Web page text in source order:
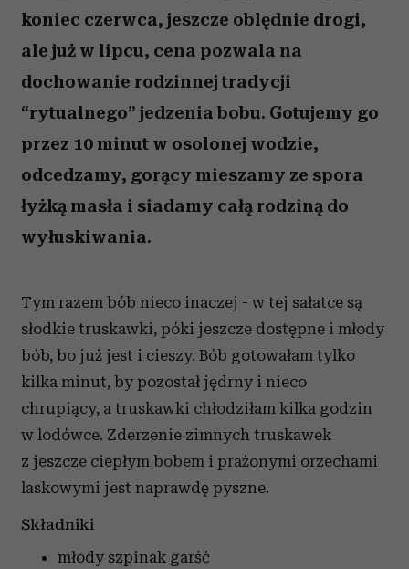
koniec czerwca, jeszcze oblędnie drogi,
ale już w lipcu, cena pozwala na
dochowanie rodzinnej tradycji
“rytualnego” jedzenia bobu. Gotujemy go
przez 10 minut w osolonej wodzie,
odcedzamy, gorący mieszamy ze spora
łyżką masła i siadamy całą rodziną do
wyłuskiwania.
Tym razem bób nieco inaczej - w tej sałatce są
słodkie truskawki, póki jeszcze dostępne i młody
bób, bo już jest i cieszy. Bób gotowałam tylko
kilka minut, by pozostał jędrny i nieco
chrupiący, a truskawki chłodziłam kilka godzin
w lodówce. Zderzenie zimnych truskawek
z jeszcze ciepłym bobem i prażonymi orzechami
laskowymi jest naprawdę pyszne.
Składniki
młody szpinak garść